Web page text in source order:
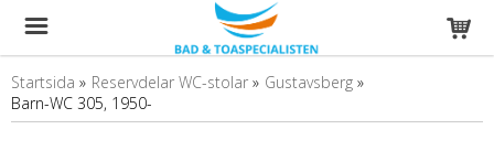
Startsida » Reservdelar WC-stolar » Gustavsberg »
Barn-WC 305, 1950-